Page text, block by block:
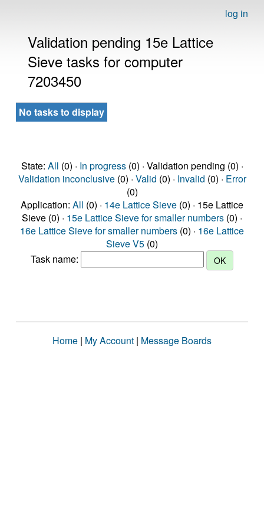
log in
Validation pending 15e Lattice
Sieve tasks for computer
7203450
No tasks to display
State: All (0) · In progress(0) · Validation pending (0) ·
Validation inconclusive(0) · Valid (0) · Invalid (0) · Error
(0)
Application: All (0) · 14e Lattice Sieve (0) · 15e Lattice
Sieve (0) · 15e Lattice Sieve for smaller numbers (0) ·
16e Lattice Sieve for smaller numbers (0) · 16e Lattice
Sieve V5 (0)
Task name:
Home | My Account | Message Boards